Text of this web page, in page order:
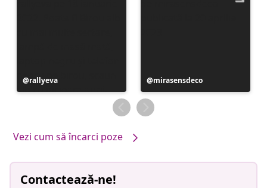
Postare
publicată
rallyeva
Postare
publicată
de
mirasensdeco
Vezi cum să încarci poze
Contactează-ne!